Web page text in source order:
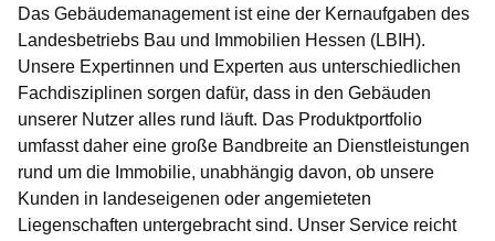
Das Gebäudemanagement ist eine der Kernaufgaben des
Landesbetriebs Bau und Immobilien Hessen (LBIH).
Unsere Expertinnen und Experten aus unterschiedlichen
Fachdisziplinen sorgen dafür, dass in den Gebäuden
unserer Nutzer alles rund läuft. Das Produktportfolio
umfasst daher eine große Bandbreite an Dienstleistungen
rund um die Immobilie, unabhängig davon, ob unsere
Kunden in landeseigenen oder angemieteten
Liegenschaften untergebracht sind. Unser Service reicht